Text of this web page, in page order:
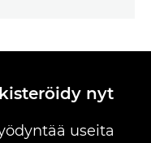
nyt
useita